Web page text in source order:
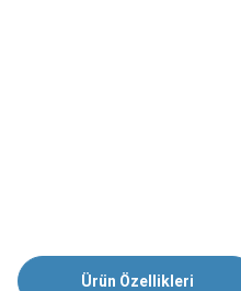
Ürün Özellikleri